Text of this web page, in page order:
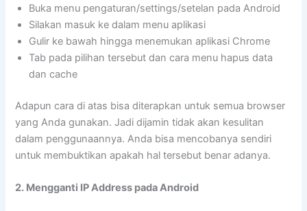
Buka menu pengaturan/settings/setelan pada Android
Silakan masuk ke dalam menu aplikasi
Gulir ke bawah hingga menemukan aplikasi Chrome
Tab pada pilihan tersebut dan cara menu hapus data
dan cache
Adapun cara di atas bisa diterapkan untuk semua browser
yang Anda gunakan. Jadi dijamin tidak akan kesulitan
dalam penggunaannya. Anda bisa mencobanya sendiri
untuk membuktikan apakah hal tersebut benar adanya.
2. Mengganti IP Address pada Android